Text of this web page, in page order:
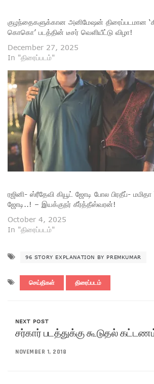
குழந்தைகளுக்கான அனிமேஷன் திரைப்படமான
கொகொ’ படத்தின் டீசர் வெளியீட்டு விழா!
December 27, 2025
In "திரைப்படம்"
ரஜினி- ஸ்ரீதேவி கியூட் ஜோடி போல பிரதீப்- மமிதா
ஜோடி..! – இயக்குநர் கீர்த்தீஸ்வரன்!
October 4, 2025
In "திரைப்படம்"
96 STORY EXPLANATION BY PREMKUMAR
செய்திகள் திரைப்படம்
NEXT POST
சர்கார் படத்துக்கு கூடுதல்
NOVEMBER 1, 2018